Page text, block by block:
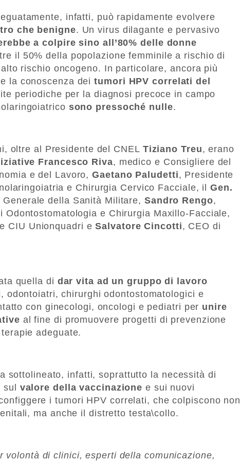
infatti, può rapidamente evolvere
che benigne. Un virus dilagante e pervasivo
a colpire sino all’80% delle donne
il 50% della popolazione femminile a rischio di
rischio oncogeno. In particolare, ancora più
e la conoscenza deitumori HPV correlati del
periodiche per la diagnosi precoce in campo
sono pressoché nulle.
oltre al Presidente del CNEL Tiziano Treu, erano
Francesco Riva, medico e Consigliere del
e del Lavoro,Gaetano Paludetti, Presidente
e Chirurgia Cervico Facciale, ilGen.
Generale della Sanità Militare, Sandro Rengo,
Odontostomatologia e Chirurgia Maxillo-Facciale,
CIU Unionquadri eSalvatore Cincotti, CEO di
quella di dar vita ad un gruppo di lavoro
odontoiatri, chirurghi odontostomatologici e
con ginecologi, oncologi e pediatri per unire
al fine di promuovere progetti di prevenzione
adeguate.
sottolineato, infatti, soprattutto la necessità di
sul valore della vaccinazione e sui nuovi
i tumori HPV correlati, che colpiscono non
ma anche il distretto testa\collo.
volontà di clinici, esperti della comunicazione,